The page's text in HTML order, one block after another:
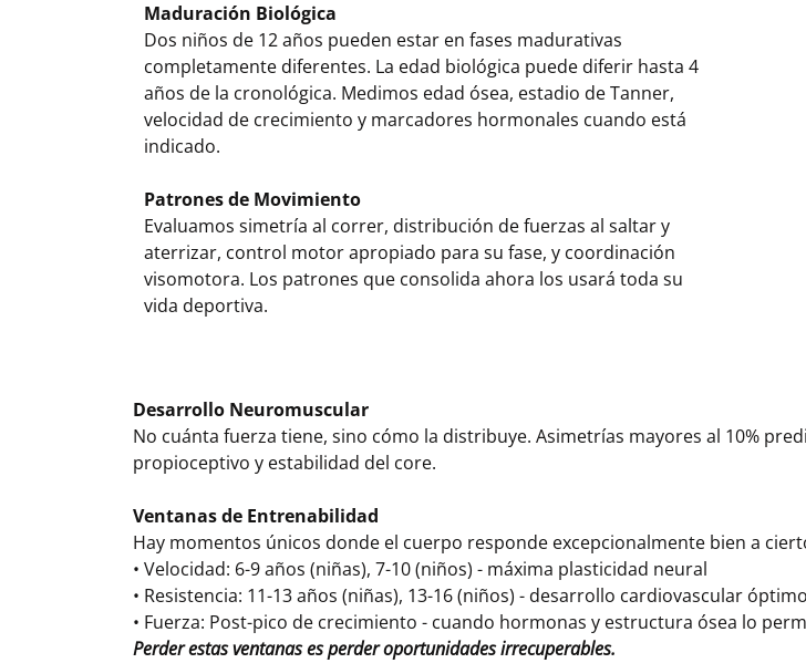
Maduración Biológica
Dos niños de 12 años pueden estar en fases madurativas
completamente diferentes. La edad biológica puede diferir hasta 4
años de la cronológica. Medimos edad ósea, estadio de Tanner,
velocidad de crecimiento y marcadores hormonales cuando está
indicado.
Patrones de Movimiento
Evaluamos simetría al correr, distribución de fuerzas al saltar y
aterrizar, control motor apropiado para su fase, y coordinación
visomotora. Los patrones que consolida ahora los usará toda su
vida deportiva.
Desarrollo Neuromuscular
No cuánta fuerza tiene, sino cómo la distribuye. Asimetrías mayores al 10%
propioceptivo y estabilidad del core.
Ventanas de Entrenabilidad
Hay momentos únicos donde el cuerpo responde excepcionalmente bien a
• Velocidad: 6-9 años (niñas), 7-10 (niños) - máxima plasticidad neural
• Resistencia: 11-13 años (niñas), 13-16 (niños) - desarrollo cardiovascular óptimo
• Fuerza: Post-pico de crecimiento - cuando hormonas y estructura ósea lo
Perder estas ventanas es perder oportunidades irrecuperables.